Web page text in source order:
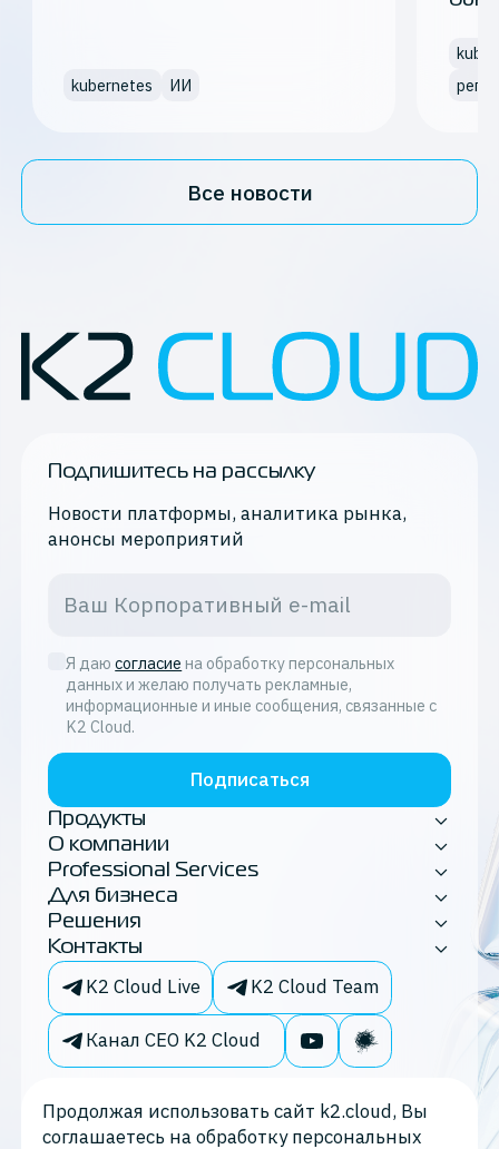
kubernetes ИИ
Все новости
Подпишитесь на рассылку
Новости платформы, аналитика рынка,
анонсы мероприятий
Я даю согласие на обработку персональных
данных и желаю получать рекламные,
информационные и иные сообщения, связанные с
K2 Cloud.
Подписаться
Продукты
О компании
Professional Services
Для бизнеса
Решения
Контакты
K2 Cloud Live K2 Cloud Team
Канал CEO K2 Cloud
Продолжая использовать сайт k2.cloud, Вы
соглашаетесь на обработку персональных